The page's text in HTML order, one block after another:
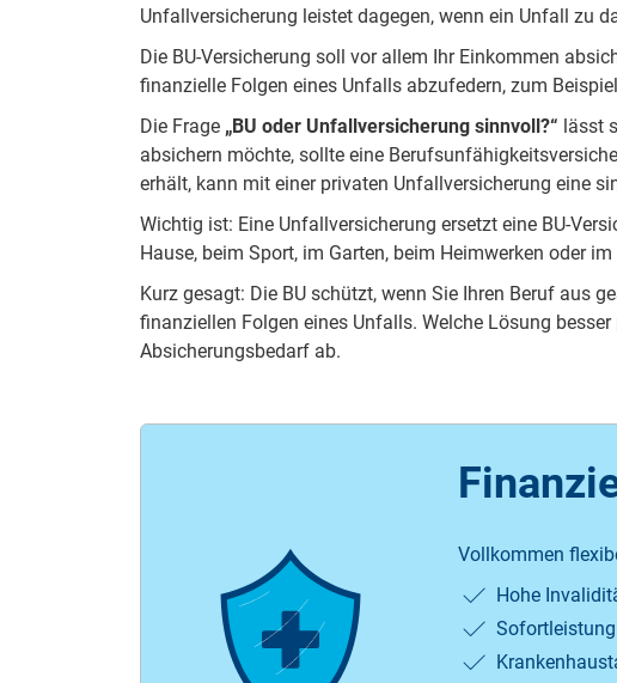
Unfallversicherung leistet dagegen, wenn ein Unfall zu
Die BU-Versicherung soll vor allem Ihr Einkommen
finanzielle Folgen eines Unfalls abzufedern, zum
Die Frage „BU oder Unfallversicherung sinnvoll?“ lässt
absichern möchte, sollte eine
erhält, kann mit einer privaten Unfallversicherung eine
Wichtig ist: Eine Unfallversicherung ersetzt eine BU-
Hause, beim Sport, im Garten, beim Heimwerken oder
Kurz gesagt: Die BU schützt, wenn Sie Ihren Beruf aus
finanziellen Folgen eines Unfalls. Welche Lösung
Absicherungsbedarf ab.
Vollkommen
Hohe